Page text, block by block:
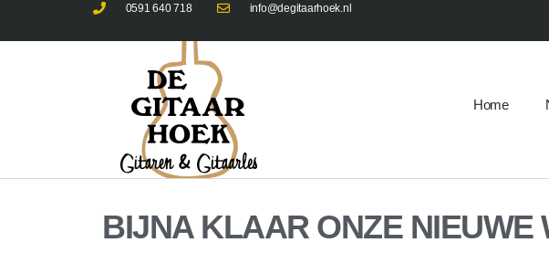
0591 640 718 info@degitaarhoek.nl
Home
BIJNA KLAAR ONZE NIEUWE